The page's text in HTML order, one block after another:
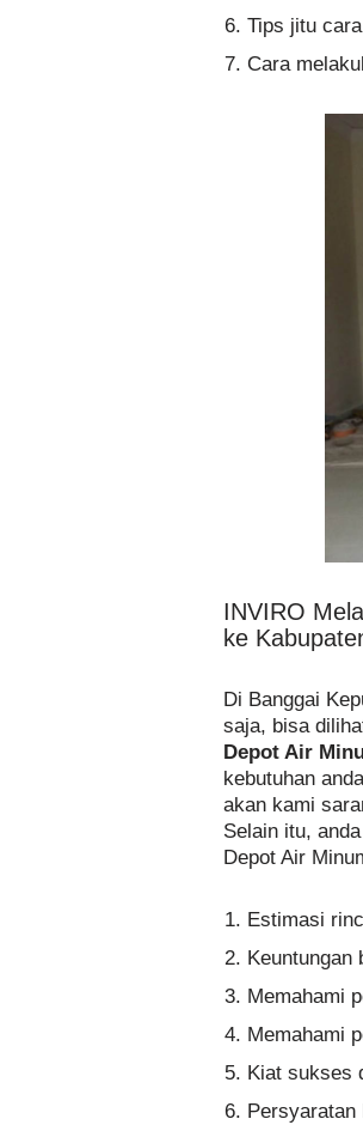
Tips jitu
Cara
INVIRO
ke
Di Banggai
saja, bisa
Depot Air
kebutuhan
akan kami
Selain itu,
Depot Air
Estimasi
Keuntungan
Memahami
Memahami
Kiat sukses
Persyaratan